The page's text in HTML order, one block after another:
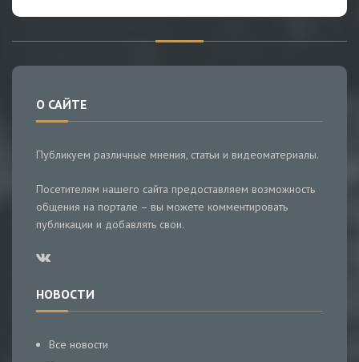
О САЙТЕ
Публикуем различные мнения, статьи и видеоматериалы.
Посетителям нашего сайта предоставляем возможность
общения на портале – вы можете комментировать
публикации и добавлять свои.
НОВОСТИ
Все новости